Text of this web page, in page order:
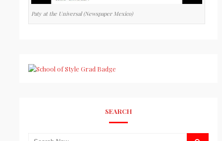
Paty at the Universal (Newspaper Mexico)
SEARCH